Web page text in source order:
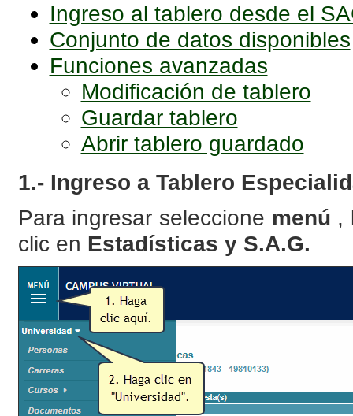
Ingreso al tablero desde el
Conjunto de datos disponibles
Funciones avanzadas
Modificación de tablero
Guardar tablero
Abrir tablero guardado
1.- Ingreso a Tablero
Para ingresar seleccione menú ,
clic en Estadísticas y S.A.G.